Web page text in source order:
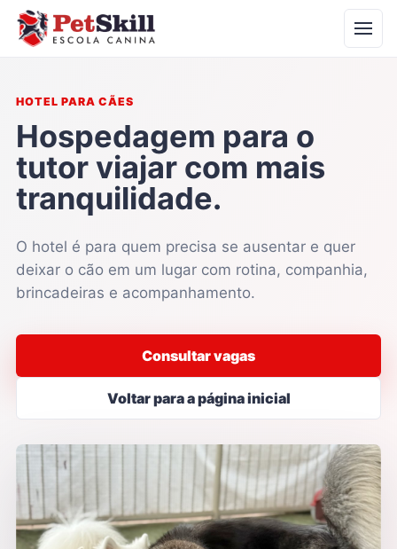
HOTEL PARA CÃES
Hospedagem para o
tutor viajar com mais
tranquilidade.
O hotel é para quem precisa se ausentar e quer
deixar o cão em um lugar com rotina, companhia,
brincadeiras e acompanhamento.
Consultar vagas
Voltar para a página inicial